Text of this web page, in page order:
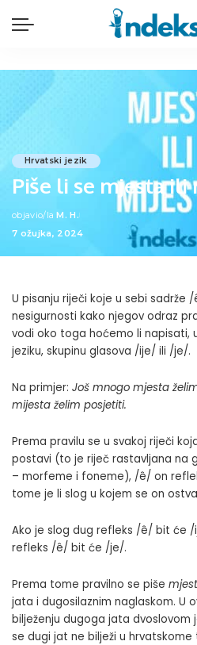
Hrvatski jezik
Piše li se mjesta ili
Posted
by
objavio/la M. H.
7 ožujka, 2024
U pisanju riječi koje u sebi
nesigurnosti kako njegov odraz
vodi oko toga hoćemo li napisati,
jeziku, skupinu glasova /ije/ ili /je/.
Na primjer: Još mnogo mjesta
mijesta želim posjetiti.
Prema pravilu se u svakoj riječi
postavi (to je riječ rastavljana na
– morfeme i foneme), /ê/ on
tome je li slog u kojem se on
Ako je slog dug refleks /ê/ bit će
refleks /ê/ bit će /je/.
Prema tome pravilno se piše
jata i dugosilaznim naglaskom. U
bilježenju dugoga jata dvoslovom
se dugi jat ne bilježi u hrvatskome